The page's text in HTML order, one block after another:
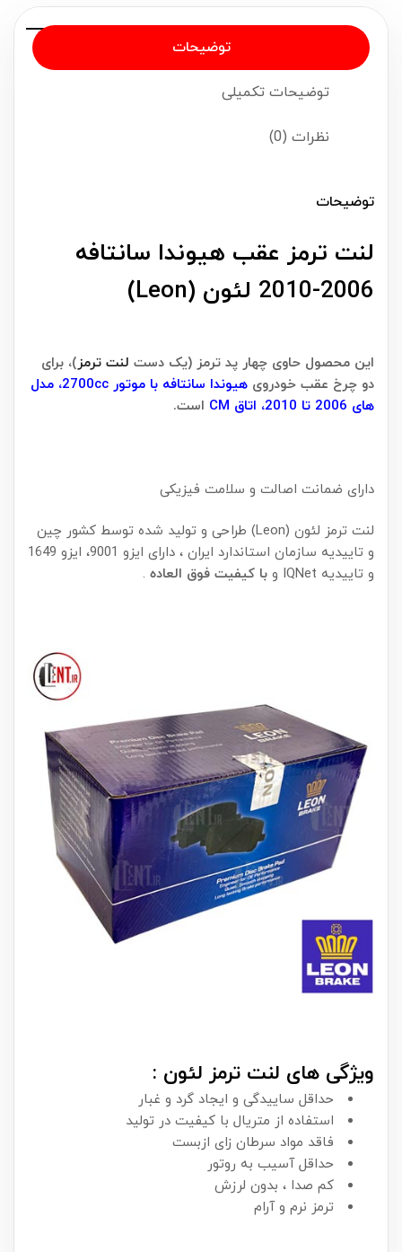
توضیحات
توضیحات تکمیلی
نظرات (0)
توضیحات
لنت ترمز عقب هیوندا سانتافه
2006-2010 لئون (Leon)
این محصول حاوی چهار پد ترمز (یک دست لنت ترمز)، برای
دو چرخ عقب خودروی
هیوندا سانتافه با موتور 2700cc، مدل
های 2006 تا 2010، اتاق CM
است.
دارای ضمانت اصالت و سلامت فیزیکی
لنت ترمز لئون (Leon) طراحی و تولید شده توسط کشور چین
و تاییدیه سازمان استاندارد ایران ، دارای ایزو 9001، ایزو 1649
و تاییدیه IQNet و
با کیفیت فوق العاده .
ویژگی های لنت ترمز لئون :
حداقل ساییدگی و ایجاد گرد و غبار
استفاده از متریال با کیفیت در تولید
فاقد مواد سرطان زای ازبست
حداقل آسیب به روتور
کم صدا ، بدون لرزش
ترمز نرم و آرام